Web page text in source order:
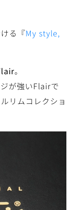
る『My style,
。
が強いFlairで
リムコレクショ